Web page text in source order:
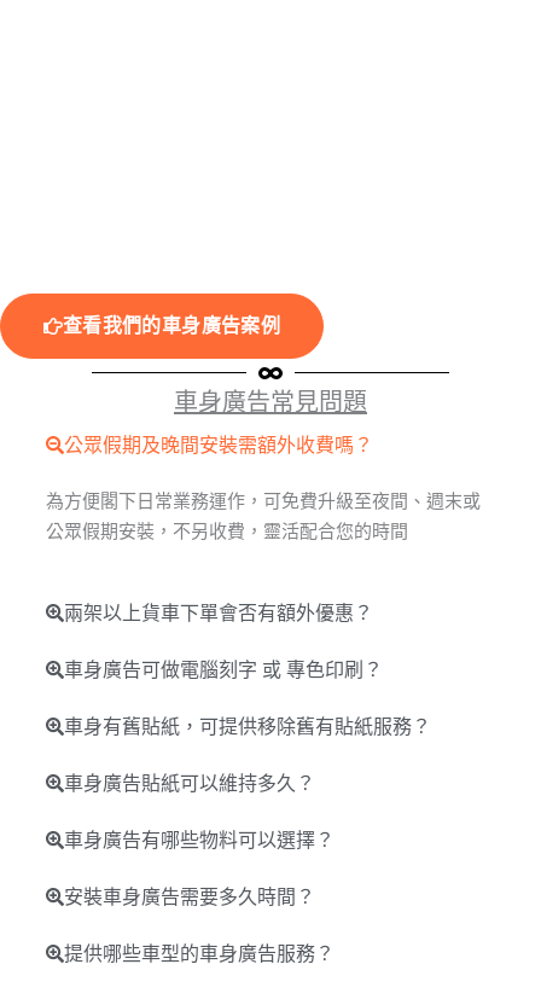
查看我們的車身廣告案例
車身廣告常見問題
公眾假期及晚間安裝需額外收費嗎？
為方便閣下日常業務運作，可免費升級至夜間、週末或
公眾假期安裝，不另收費，靈活配合您的時間
兩架以上貨車下單會否有額外優惠？
車身廣告可做電腦刻字 或 專色印刷？
車身有舊貼紙，可提供移除舊有貼紙服務？
車身廣告貼紙可以維持多久？
車身廣告有哪些物料可以選擇？
安裝車身廣告需要多久時間？
提供哪些車型的車身廣告服務？